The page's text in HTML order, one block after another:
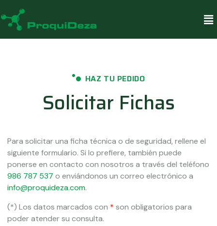
HAZ TU PEDIDO
Solicitar Fichas
Para solicitar una ficha técnica o de seguridad, rellene el
siguiente formulario. Si lo prefiere, también puede
ponerse en contacto con nosotros a través del teléfono
986 787 537 o enviándonos un correo electrónico a
info@proquideza.com.
(*) Los datos marcados con * son obligatorios para
poder atender su consulta.